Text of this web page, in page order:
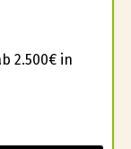
2.500€ in